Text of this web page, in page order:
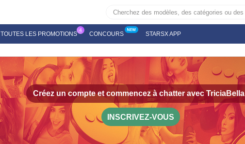
TOUTES LES PROMOTIONS CONCOURS STARSX APP
Créez un compte et commencez à chatter avecTriciaBella
INSCRIVEZ-VOUS